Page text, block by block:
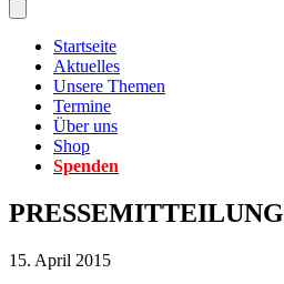
Startseite
Aktuelles
Unsere Themen
Termine
Über uns
Shop
Spenden
PRESSEMITTEILUNG
15. April 2015